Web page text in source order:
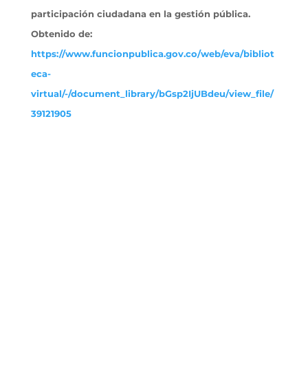
participación ciudadana en la gestión pública.
Obtenido de:
https://www.funcionpublica.gov.co/web/eva/bibliot
eca-
virtual/-/document_library/bGsp2IjUBdeu/view_file/
39121905